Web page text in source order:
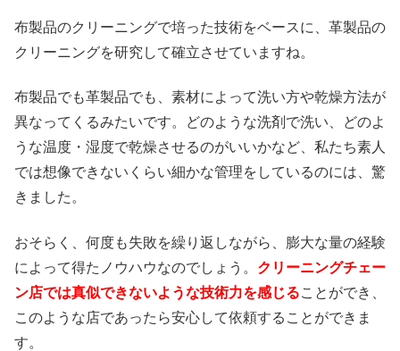
布製品のクリーニングで培った技術をベースに、革製品の
クリーニングを研究して確立させていますね。
布製品でも革製品でも、素材によって洗い方や乾燥方法が
異なってくるみたいです。どのような洗剤で洗い、どのよ
うな温度・湿度で乾燥させるのがいいかなど、私たち素人
では想像できないくらい細かな管理をしているのには、驚
きました。
おそらく、何度も失敗を繰り返しながら、膨大な量の経験
によって得たノウハウなのでしょう。 クリーニングチェー
ン店では真似できないような技術力を感じることができ、
このような店であったら安心して依頼することができま
す。